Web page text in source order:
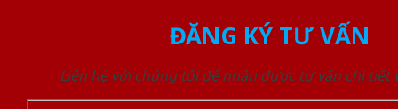
ĐĂNG KÝ TƯ VẤN
Liên hệ với chúng tôi để nhận được tư vấn chi tiết